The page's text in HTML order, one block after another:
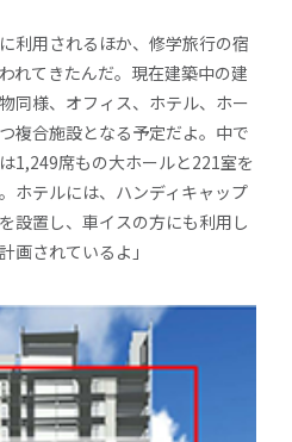
利用されるほか、修学旅行の宿
れてきたんだ。現在建築中の建
同様、オフィス、ホテル、ホー
複合施設となる予定だよ。中で
1,249席もの大ホールと221室を
ホテルには、ハンディキャップ
設置し、車イスの方にも利用し
画されているよ」